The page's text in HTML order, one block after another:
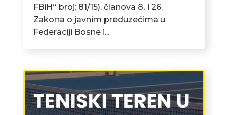
FBiH“ broj: 81/15), članova 8. i 26.
Zakona o javnim preduzećima u
Federaciji Bosne i...